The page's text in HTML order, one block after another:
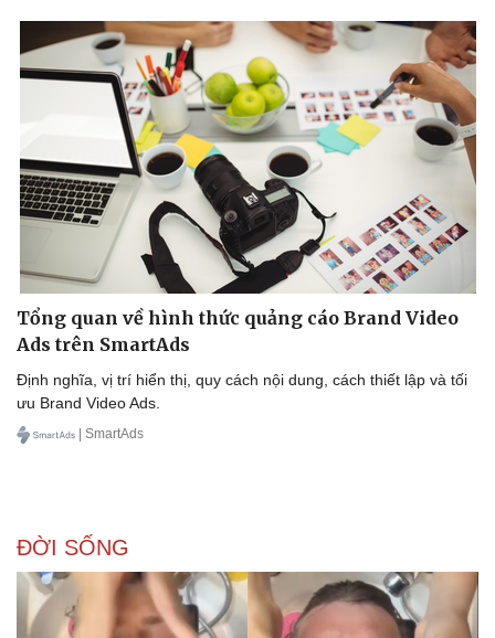
Doanh nghiệp
Thông tin doanh nghiệp
Doanh nghiệp 24h
Doanh nhân
Vì cộng đồng
Công nghệ
Sành điệu
Tin Công nghệ
Trải nghiệm
Chuyển đổi số
Tổng quan về hình thức quảng cáo Brand Video
Ads trên SmartAds
Định nghĩa, vị trí hiển thị, quy cách nội dung, cách thiết lập và tối
ưu Brand Video Ads.
| SmartAds
ĐỜI SỐNG